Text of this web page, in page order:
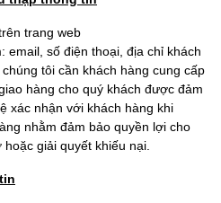
trang web
email, số điện thoại, địa chỉ khách
tôi cần khách hàng cung cấp
hàng cho quý khách được đảm
xác nhận với khách hàng khi
nhằm đảm bảo quyền lợi cho
giải quyết khiếu nại.